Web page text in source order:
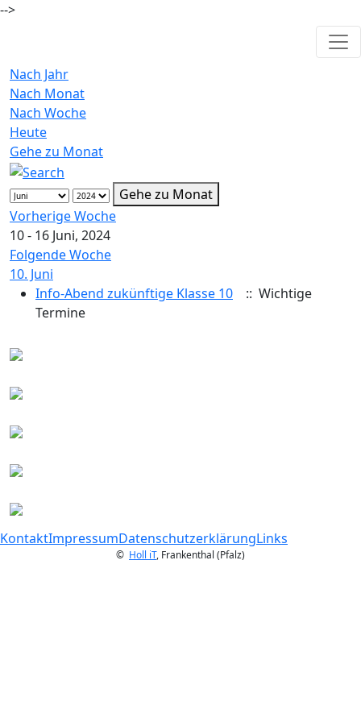
-->
Nach Jahr
Nach Monat
Nach Woche
Heute
Gehe zu Monat
Gehe zu Monat
Vorherige Woche
10 - 16 Juni, 2024
Folgende Woche
10. Juni
Info-Abend zukünftige Klasse 10
:: Wichtige
Termine
KontaktImpressumDatenschutzerklärungLinks
© Holl iT, Frankenthal (Pfalz)